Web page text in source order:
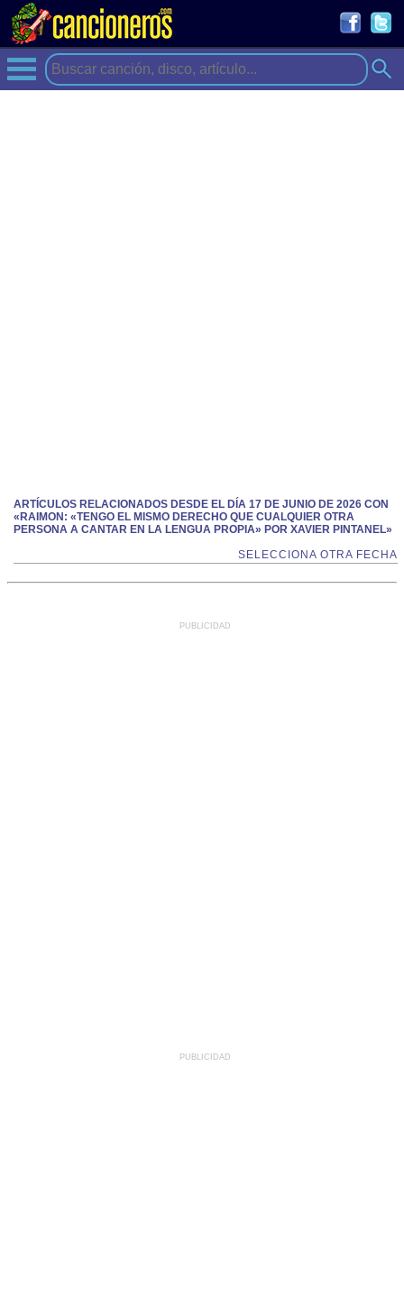
ARTÍCULOS RELACIONADOS DESDE EL DÍA 17 DE JUNIO DE 2026 CON
«RAIMON: «TENGO EL MISMO DERECHO QUE CUALQUIER OTRA
PERSONA A CANTAR EN LA LENGUA PROPIA» POR XAVIER PINTANEL»
SELECCIONA OTRA FECHA
PUBLICIDAD
PUBLICIDAD